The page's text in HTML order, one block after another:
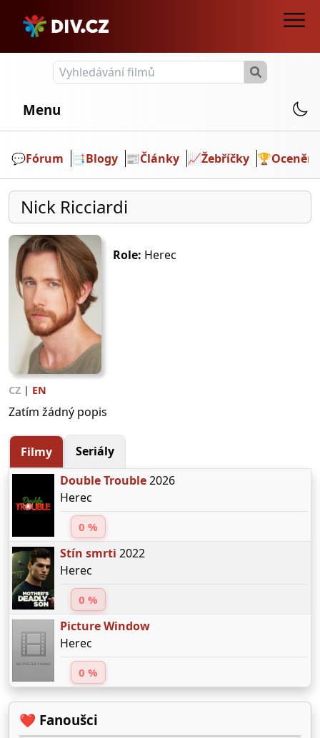
Menu
💬️Fórum 📑Blogy 📰Články 📈Žebříčky 🏆Ocenění
Nick Ricciardi
Role: Herec
CZ | EN
Zatím žádný popis
Filmy
Seriály
Double Trouble2026
Herec
0 %
Stín smrti 2022
Herec
0 %
Picture Window
Herec
0 %
❤️ Fanoušci